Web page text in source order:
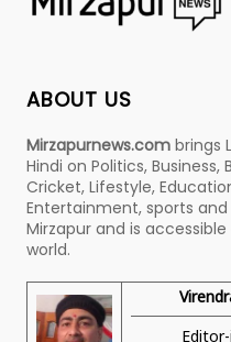
ABOUT US
Mirzapurnews.com brings
Hindi on Politics, Business,
Cricket, Lifestyle,
Entertainment, sports
Mirzapur and is
world.